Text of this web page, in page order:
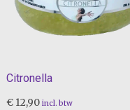
Citronella
€12,90 incl. btw